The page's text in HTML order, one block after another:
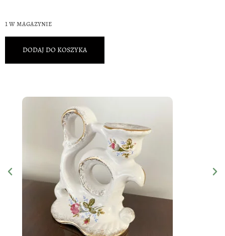
1 w magazynie
DODAJ DO KOSZYKA